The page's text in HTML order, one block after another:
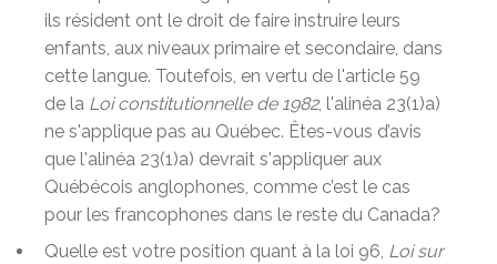
ils résident ont le droit de faire instruire leurs
enfants, aux niveaux primaire et secondaire, dans
cette langue. Toutefois, en vertu de l'article 59
de la Loi constitutionnelle de 1982, l'alinéa 23(1)a)
ne s'applique pas au Québec. Êtes-vous d’avis
que l'alinéa 23(1)a) devrait s'appliquer aux
Québécois anglophones, comme c’est le cas
pour les francophones dans le reste du Canada?
Quelle est votre position quant à la loi 96, Loi sur